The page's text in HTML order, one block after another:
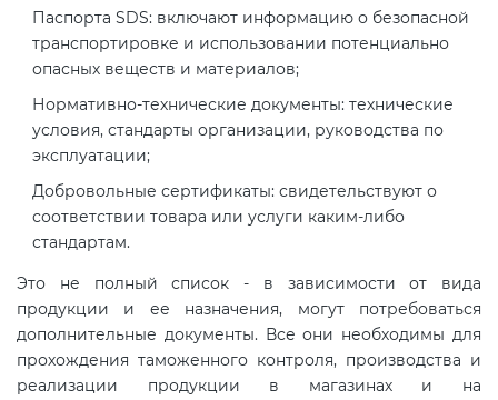
Паспорта SDS: включают информацию о безопасной
транспортировке и использовании потенциально
опасных веществ и материалов;
Нормативно-технические документы: технические
условия, стандарты организации, руководства по
эксплуатации;
Добровольные сертификаты: свидетельствуют о
соответствии товара или услуги каким-либо
стандартам.
Это не полный список - в зависимости от вида
продукции и ее назначения, могут потребоваться
дополнительные документы. Все они необходимы для
прохождения таможенного контроля, производства и
реализации продукции в магазинах и на
Сертификация импортной
продукции
Сертификация для
маркетплейсов
Сертификация детских товаров
Сертификация спортивных
товаров
Сертификация электротехники
Декларация связи Минцифры
Добровольная сертификация
продукции ГОСТ Р
Добровольный сертификат на
услуги
лифтов»
О требованиях к средствам
обеспечения пожарной
безопасности и пожаротушения
Декларация соответствия ТР ТС
004/2011
Декларация ТР ТС
Декларирование косметики (ТР
ТС 009)